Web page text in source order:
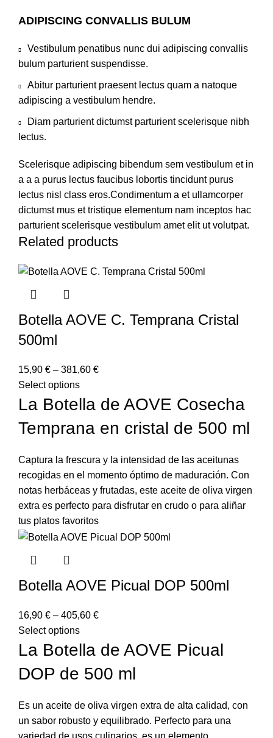
ADIPISCING CONVALLIS BULUM
Vestibulum penatibus nunc dui adipiscing convallis
bulum parturient suspendisse.
Abitur parturient praesent lectus quam a natoque
adipiscing a vestibulum hendre.
Diam parturient dictumst parturient scelerisque nibh
lectus.
Scelerisque adipiscing bibendum sem vestibulum et in
a a a purus lectus faucibus lobortis tincidunt purus
lectus nisl class eros.Condimentum a et ullamcorper
dictumst mus et tristique elementum nam inceptos hac
parturient scelerisque vestibulum amet elit ut volutpat.
Related products
Botella AOVE C. Temprana Cristal
500ml
15,90 € – 381,60 €
Select options
La Botella de AOVE Cosecha
Temprana en cristal de 500 ml
Captura la frescura y la intensidad de las aceitunas
recogidas en el momento óptimo de maduración. Con
notas herbáceas y frutadas, este aceite de oliva virgen
extra es perfecto para disfrutar en crudo o para aliñar
tus platos favoritos
Botella AOVE Picual DOP 500ml
16,90 € – 405,60 €
Select options
La Botella de AOVE Picual
DOP de 500 ml
Es un aceite de oliva virgen extra de alta calidad, con
un sabor robusto y equilibrado. Perfecto para una
variedad de usos culinarios, es un elemento